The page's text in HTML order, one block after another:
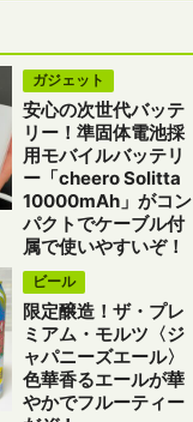
ガジェット
安心の次世代バッテ
リー！準固体電池採
用モバイルバッテリ
ー「cheero Solitta
10000mAh」がコン
パクトでケーブル付
属で使いやすいぞ！
ビール
限定醸造！ザ・プレ
ミアム・モルツ〈ジ
ャパニーズエール〉
色華香るエールが華
やかでフルーティー